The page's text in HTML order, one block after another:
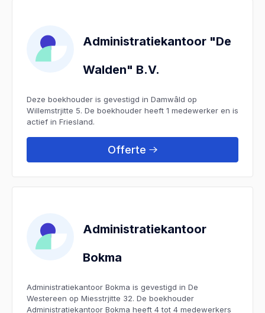
Administratiekantoor "De
Walden" B.V.
Deze boekhouder is gevestigd in Damwâld op
Willemstrjitte 5. De boekhouder heeft 1 medewerker en is
actief in Friesland.
Offerte
Administratiekantoor
Bokma
Administratiekantoor Bokma is gevestigd in De
Westereen op Miesstrjitte 32. De boekhouder
Administratiekantoor Bokma heeft 4 tot 4 medewerkers